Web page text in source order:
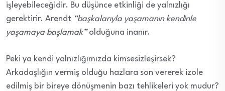
işleyebileceğidir. Bu düşünce etkinliği de yalnızlığı
gerektirir. Arendt “başkalarıyla yaşamanın kendinle
yaşamaya başlamak”olduğuna inanır.
Peki ya kendi yalnızlığımızda kimsesizleşirsek?
Arkadaşlığın vermiş olduğu hazlara son vererek izole
edilmiş bir bireye dönüşmenin bazı tehlikeleri yok mudur?